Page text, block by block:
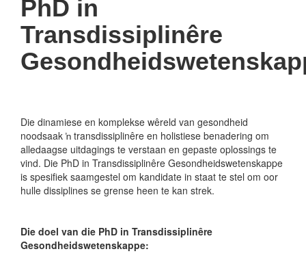
PhD in
Transdissiplinêre
Die dinamiese en komplekse wêreld van gesondheid
noodsaak ŉ transdissiplinêre en holistiese benadering om
alledaagse uitdagings te verstaan en gepaste oplossings te
vind. Die PhD in Transdissiplinêre Gesondheidswetenskappe
is spesifiek saamgestel om kandidate in staat te stel om oor
hulle dissiplines se grense heen te kan strek.
Die doel van die PhD in Transdissiplinêre
Gesondheidswetenskappe: